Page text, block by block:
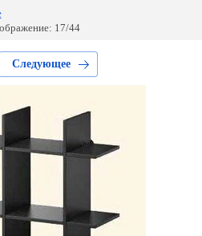
17/44
Следующее